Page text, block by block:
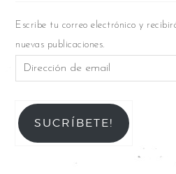
Escribe tu correo electrónico y
nuevas publicaciones.
SUCRÍBETE!